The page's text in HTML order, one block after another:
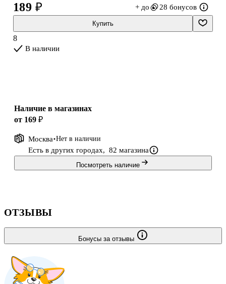
189 ₽ + до 28 бонусов
Купить
8
В наличии
Наличие в магазинах
от 169 ₽
Москва Нет в наличии
Есть в других городах, 82 магазина
Посмотреть наличие
ОТЗЫВЫ
Бонусы за отзывы